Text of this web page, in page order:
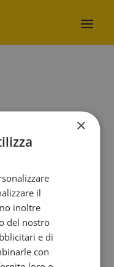
le Beccarie o
Venezia
×
il
inoltre
del nostro
e di
con